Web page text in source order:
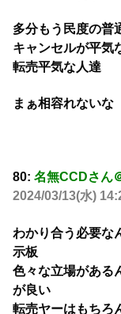
多分もう民度の普
キャンセルが平気
転売平気な人達
まぁ相容れないな
80: 名無CCDさん
2024/03/13(水)
わかり合う必要な
示板
色々な立場がある
が良い
転売ヤーはもちろ